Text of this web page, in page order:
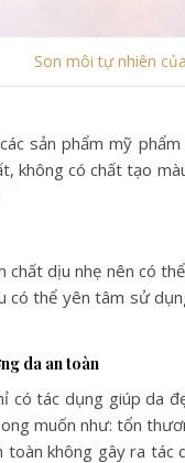
Son môi tự nhiên
sản phẩm mỹ
không có chất tạo
dịu nhẹ nên có
có thể yên tâm sử
da an toàn
có tác dụng giúp da
muốn như: tổn
toàn không gây ra